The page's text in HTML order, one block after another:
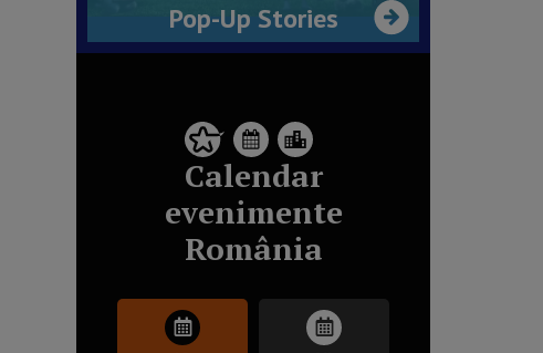
Pop-Up Stories
Calendar
evenimente
România